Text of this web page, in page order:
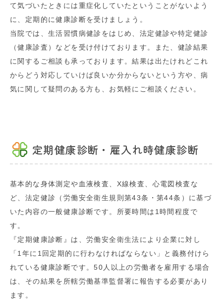
て気づいたときには重症化していたということがないよう
に、定期的に健康診断を受けましょう。
当院では、生活習慣病健診をはじめ、法定健診や特定健診
（健康診査）などを受け付けております。また、健診結果
に関するご相談も承っております。結果は出たけれどこれ
からどう対応していけば良いか分からないという方や、病
気に関して疑問のある方も、お気軽にご相談ください。
定期健康診断・雇入れ時健康診断
基本的な身体測定や血液検査、X線検査、心電図検査な
ど、法定健診（労働安全衛生規則第43条・第44条）に基づ
いた内容の一般健康診断です。所要時間は1時間程度で
す。
『定期健康診断』は、労働安全衛生法により企業に対し
「1年に1回定期的に行わなければならない」と義務付けら
れている健康診断です。50人以上の労働者を雇用する場合
は、その結果を所轄労働基準監督署に報告する必要があり
ます。